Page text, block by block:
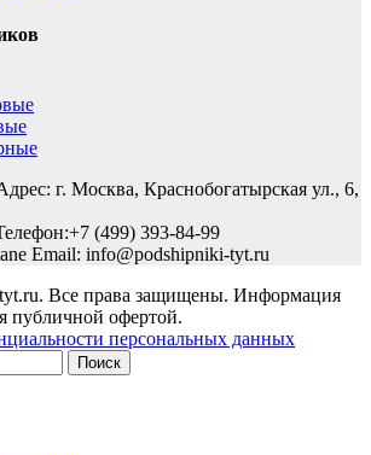
г. Москва, Краснобогатырская ул., 6,
(499) 393-84-99
Email: info@podshipniki-tyt.ru
Все права защищены. Информация
публичной офертой.
персональных данных
Поиск